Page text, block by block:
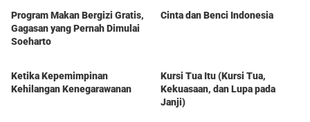
Program Makan Bergizi Gratis,
Gagasan yang Pernah Dimulai
Soeharto
Cinta dan Benci Indonesia
Ketika Kepemimpinan
Kehilangan Kenegarawanan
Kursi Tua Itu (Kursi Tua,
Kekuasaan, dan Lupa pada
Janji)
Berita